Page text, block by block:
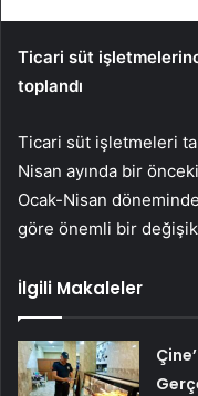
Ticari süt
toplandı
Ticari süt işletmeleri
Nisan ayında bir önceki
Ocak-Nisan
göre önemli bir
İlgili Makaleler